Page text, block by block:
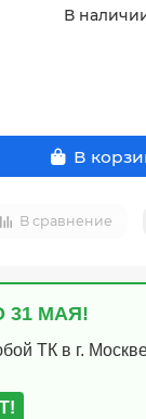
В
В
В сравнение
31 МАЯ!
ТК в г.